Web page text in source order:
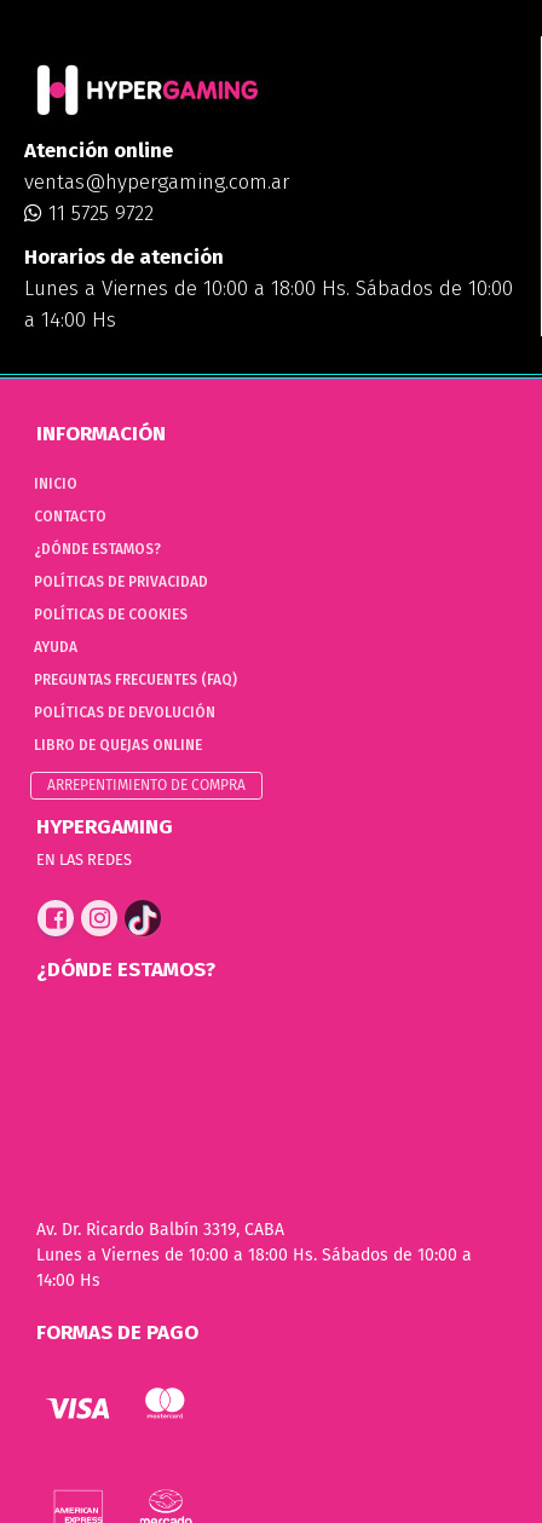
Atención online
ventas@hypergaming.com.ar
11 5725 9722
Horarios de atención
Lunes a Viernes de 10:00 a 18:00 Hs. Sábados de 10:00
a 14:00 Hs
INFORMACIÓN
INICIO
CONTACTO
¿DÓNDE ESTAMOS?
POLÍTICAS DE PRIVACIDAD
POLÍTICAS DE COOKIES
AYUDA
PREGUNTAS FRECUENTES (FAQ)
POLÍTICAS DE DEVOLUCIÓN
LIBRO DE QUEJAS ONLINE
ARREPENTIMIENTO DE COMPRA
HYPERGAMING
EN LAS REDES
¿DÓNDE ESTAMOS?
Av. Dr. Ricardo Balbín 3319, CABA
Lunes a Viernes de 10:00 a 18:00 Hs. Sábados de 10:00 a
14:00 Hs
FORMAS DE PAGO